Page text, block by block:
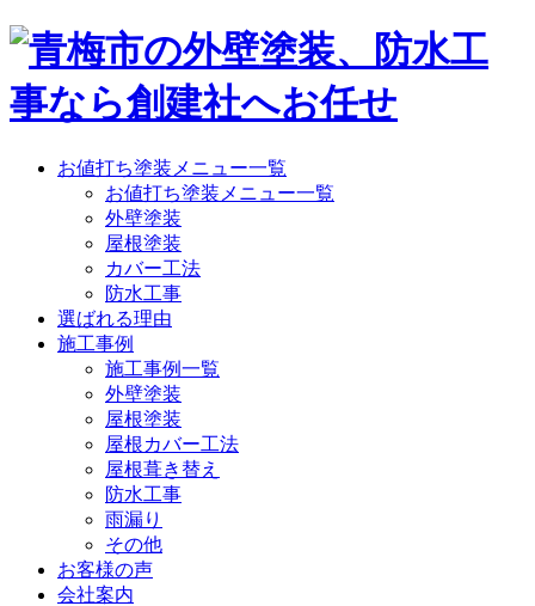
お値打ち塗装メニュー一覧
お値打ち塗装メニュー一覧
外壁塗装
屋根塗装
カバー工法
防水工事
選ばれる理由
施工事例
施工事例一覧
外壁塗装
屋根塗装
屋根カバー工法
屋根葺き替え
防水工事
雨漏り
その他
お客様の声
会社案内